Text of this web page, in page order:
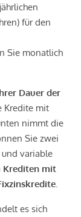
für den
Sie monatlich
Dauer der
Kredite mit
nimmt die
Sie zwei
variable
Krediten mit
es sich